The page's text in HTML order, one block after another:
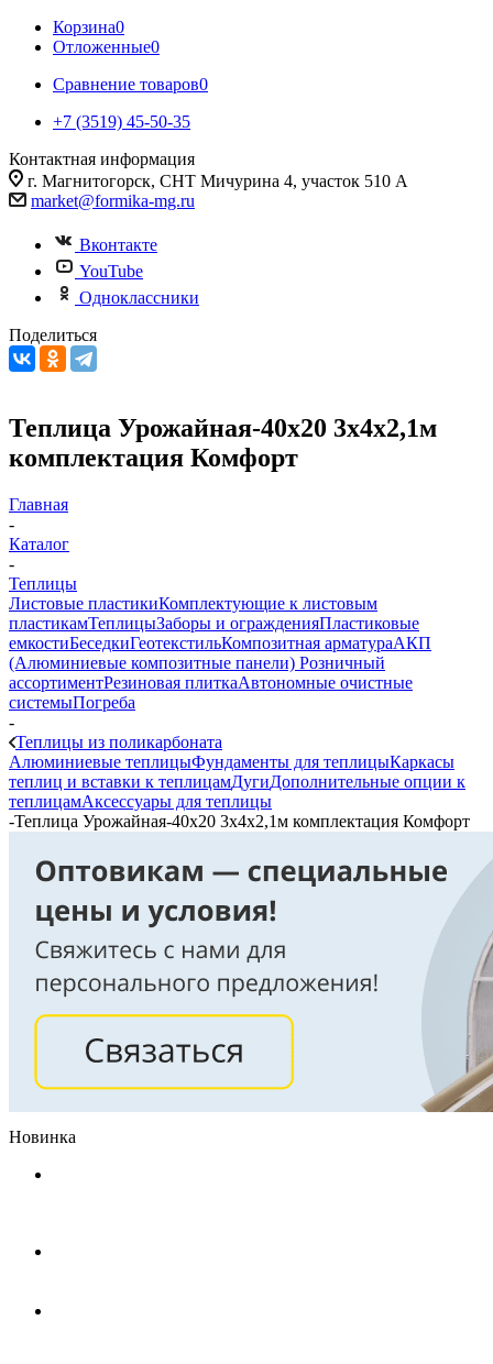
Корзина0
Отложенные0
Сравнение товаров0
+7 (3519) 45-50-35
Контактная информация
г. Магнитогорск, СНТ Мичурина 4, участок 510 А
market@formika-mg.ru
Вконтакте
YouTube
Одноклассники
Поделиться
Теплица Урожайная-40х20 3х4х2,1м
комплектация Комфорт
Главная
-
Каталог
-
Теплицы
Листовые пластикиКомплектующие к листовым
пластикамТеплицыЗаборы и огражденияПластиковые
емкостиБеседкиГеотекстильКомпозитная арматураАКП
(Алюминиевые композитные панели) Розничный
ассортиментРезиновая плиткаАвтономные очистные
системыПогреба
-
Теплицы из поликарбоната
Алюминиевые теплицыФундаменты для теплицыКаркасы
теплиц и вставки к теплицамДугиДополнительные опции к
теплицамАксессуары для теплицы
-Теплица Урожайная-40х20 3х4х2,1м комплектация Комфорт
Новинка